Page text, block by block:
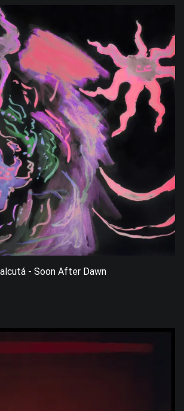
- Soon After Dawn